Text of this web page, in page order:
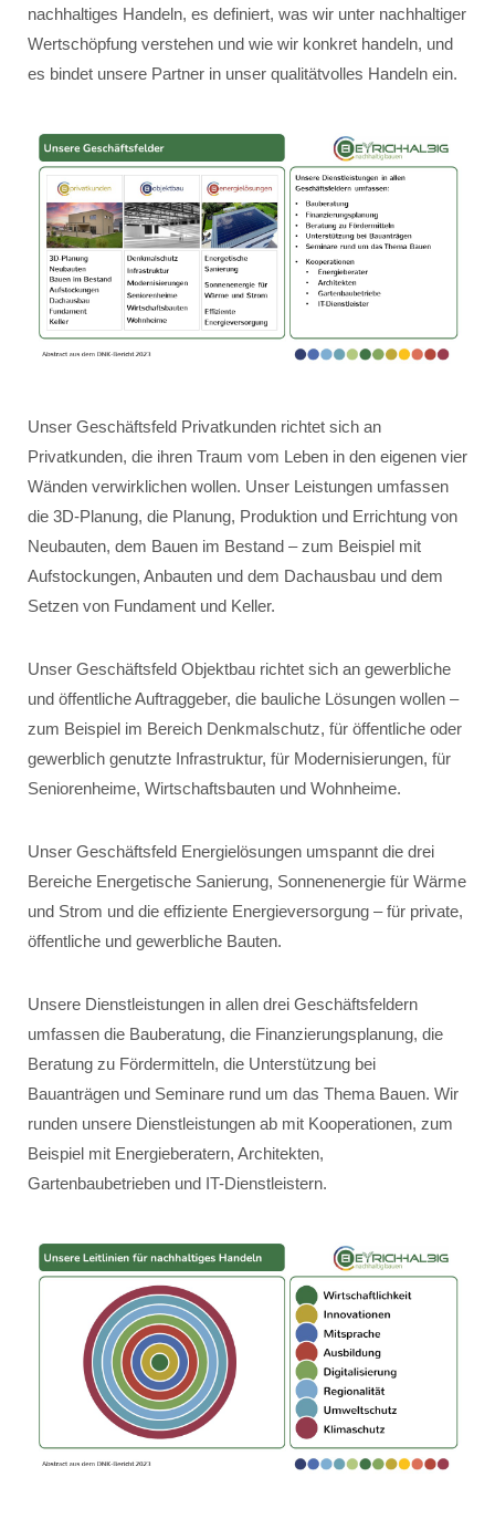
nachhaltiges Handeln, es definiert, was wir unter nachhaltiger
Wertschöpfung verstehen und wie wir konkret handeln, und
es bindet unsere Partner in unser qualitätvolles Handeln ein.
Unser Geschäftsfeld Privatkunden richtet sich an
Privatkunden, die ihren Traum vom Leben in den eigenen vier
Wänden verwirklichen wollen. Unser Leistungen umfassen
die 3D-Planung, die Planung, Produktion und Errichtung von
Neubauten, dem Bauen im Bestand – zum Beispiel mit
Aufstockungen, Anbauten und dem Dachausbau und dem
Setzen von Fundament und Keller.
Unser Geschäftsfeld Objektbau richtet sich an gewerbliche
und öffentliche Auftraggeber, die bauliche Lösungen wollen –
zum Beispiel im Bereich Denkmalschutz, für öffentliche oder
gewerblich genutzte Infrastruktur, für Modernisierungen, für
Seniorenheime, Wirtschaftsbauten und Wohnheime.
Unser Geschäftsfeld Energielösungen umspannt die drei
Bereiche Energetische Sanierung, Sonnenenergie für Wärme
und Strom und die effiziente Energieversorgung – für private,
öffentliche und gewerbliche Bauten.
Unsere Dienstleistungen in allen drei Geschäftsfeldern
umfassen die Bauberatung, die Finanzierungsplanung, die
Beratung zu Fördermitteln, die Unterstützung bei
Bauanträgen und Seminare rund um das Thema Bauen. Wir
runden unsere Dienstleistungen ab mit Kooperationen, zum
Beispiel mit Energieberatern, Architekten,
Gartenbaubetrieben und IT-Dienstleistern.